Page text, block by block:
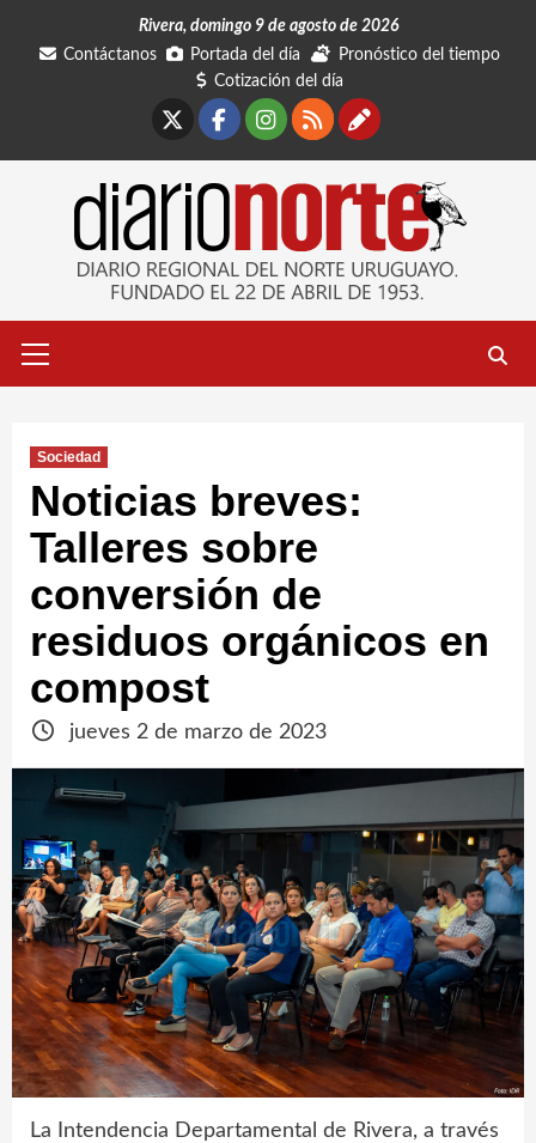
Rivera, domingo 9 de agosto de 2026
Contáctanos
Portada del día
Pronóstico del tiempo
Cotización del día
Facebook
Instagram
RSSContáctanos
primario
Sociedad
Noticias breves:
Talleres sobre
conversión de
residuos orgánicos en
compost
jueves 2 de marzo de 2023
La Intendencia Departamental de Rivera, a través